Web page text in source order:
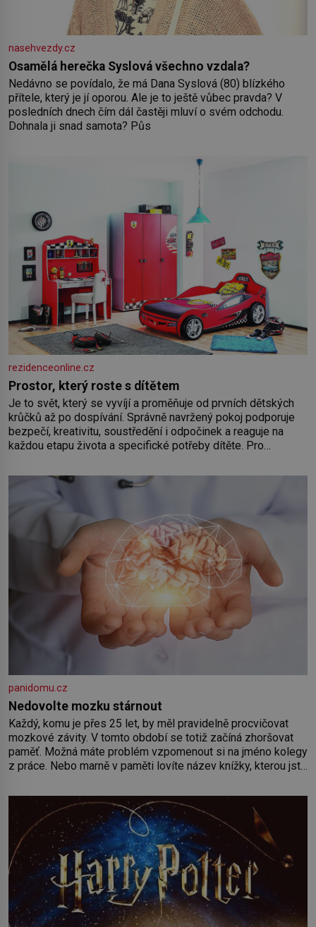
nasehvezdy.cz
Osamělá herečka Syslová všechno vzdala?
Nedávno se povídalo, že má Dana Syslová (80) blízkého
přítele, který je jí oporou. Ale je to ještě vůbec pravda? V
posledních dnech čím dál častěji mluví o svém odchodu.
Dohnala ji snad samota? Půs
rezidenceonline.cz
Prostor, který roste s dítětem
Je to svět, který se vyvíjí a proměňuje od prvních dětských
krůčků až po dospívání. Správně navržený pokoj podporuje
bezpečí, kreativitu, soustředění i odpočinek a reaguje na
každou etapu života a specifické potřeby dítěte. Pro
by pokoj miminka měl působit především klidně a útulně.
Předškolní věk je
panidomu.cz
Nedovolte mozku stárnout
Každý, komu je přes 25 let, by měl pravidelně procvičovat
mozkové závity. V tomto období se totiž začíná zhoršovat
paměť. Možná máte problém vzpomenout si na jméno kolegy
z práce. Nebo marně v paměti lovíte název knížky, kterou jste
paměť rozhodla stávkovat. Cvičte